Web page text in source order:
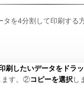
タを4分割して印刷する
刷したいデータをドラッ
ます。②コピーを選択 し